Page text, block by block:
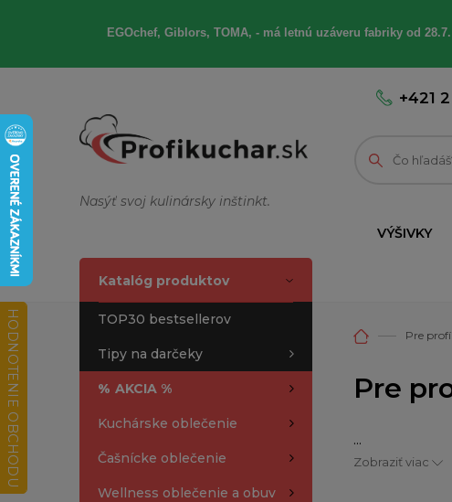
EGOchef, Giblors, TOMA, - má letnú uzáveru fabriky od
Nasýť svoj kulinársky inštinkt.
+421
VÝŠIVKY
Katalóg produktov
TOP30 bestsellerov
Tipy na darčeky
% AKCIA %
Kuchárske oblečenie
Čašnícke oblečenie
Wellness oblečenie a obuv
Pre
Pre
...
Zobraziť viac
HODNOTENIE OBCHODU